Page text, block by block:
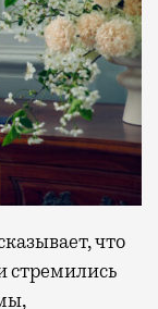
что
стремились